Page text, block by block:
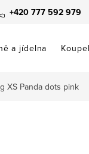
+420 777 592 979
a jídelna
XS Panda dots pink